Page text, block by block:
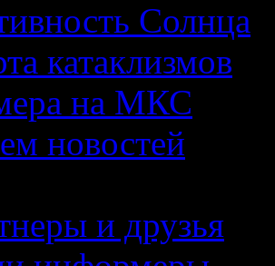
Солнца
катаклизмов
на МКС
новостей
и друзья